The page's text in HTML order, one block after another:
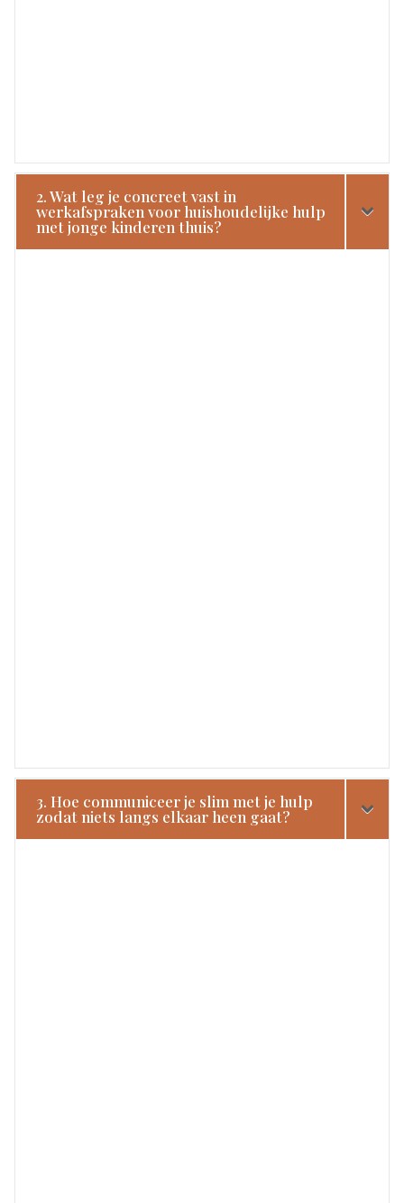
2. Wat leg je concreet vast in
werkafspraken voor huishoudelijke hulp
met jonge kinderen thuis?
3. Hoe communiceer je slim met je hulp
zodat niets langs elkaar heen gaat?